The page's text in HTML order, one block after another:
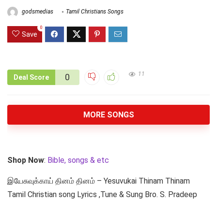
godsmedias Tamil Christians Songs
Save
0
Deal Score 0 11
MORE SONGS
Shop Now: Bible, songs & etc
இயேசுவுக்காய் தினம் தினம் – Yesuvukai Thinam Thinam
Tamil Christian song Lyrics ,Tune & Sung Bro. S. Pradeep